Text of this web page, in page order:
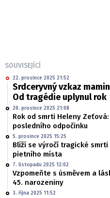
SOUVISEJÍCÍ
22. prosince 2025 21:52
Srdceryvný vzkaz
Od tragédie uplynul rok
20. prosince 2025 21:08
Rok od smrti Heleny
posledního odpočinku
5. prosince 2025 15:25
Blíží se výročí tragické
pietního místa
7. listopadu 2025 12:02
Vzpomeňte s úsměvem a
45. narozeniny
3. října 2025 11:52